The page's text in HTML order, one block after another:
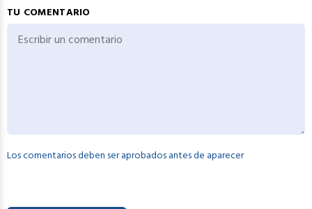
TU COMENTARIO
Los comentarios deben ser aprobados antes de aparecer